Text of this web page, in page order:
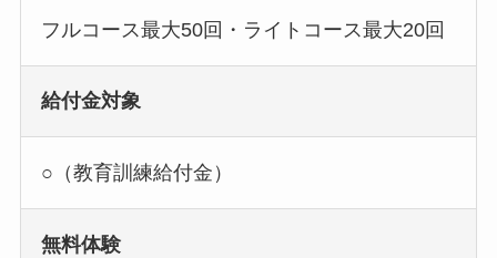
フルコース最大50回・ライトコース最大20回
給付金対象
○（教育訓練給付金）
無料体験